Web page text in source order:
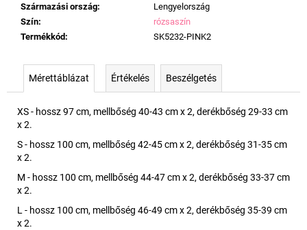
Származási ország:
Lengyelország
Szín:
rózsaszín
Termékkód: SK5232-PINK2
Mérettáblázat Értékelés Beszélgetés
XS - hossz 97 cm, mellbőség 40-43 cm x 2, derékbőség 29-33 cm
x 2.
S - hossz 100 cm, mellbőség 42-45 cm x 2, derékbőség 31-35 cm
x 2.
M - hossz 100 cm, mellbőség 44-47 cm x 2, derékbőség 33-37 cm
x 2.
L - hossz 100 cm, mellbőség 46-49 cm x 2, derékbőség 35-39 cm
x 2.